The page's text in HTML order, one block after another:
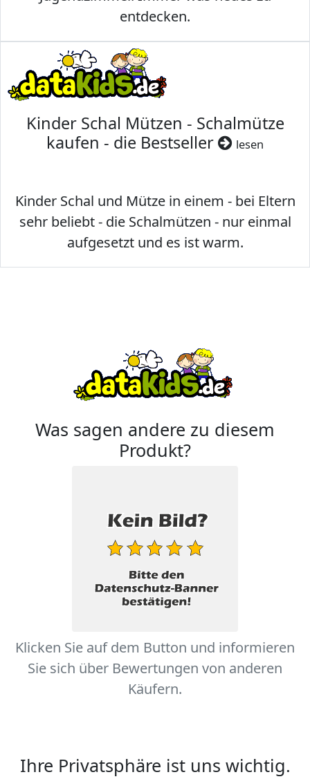
entdecken.
Kinder Schal Mützen - Schalmütze
kaufen - die Bestseller
lesen
Kinder Schal und Mütze in einem - bei Eltern
sehr beliebt - die Schalmützen - nur einmal
aufgesetzt und es ist warm.
Was sagen andere zu diesem
Produkt?
Klicken Sie auf dem Button und informieren
Sie sich über Bewertungen von anderen
Käufern.
Ihre Privatsphäre ist uns wichtig.